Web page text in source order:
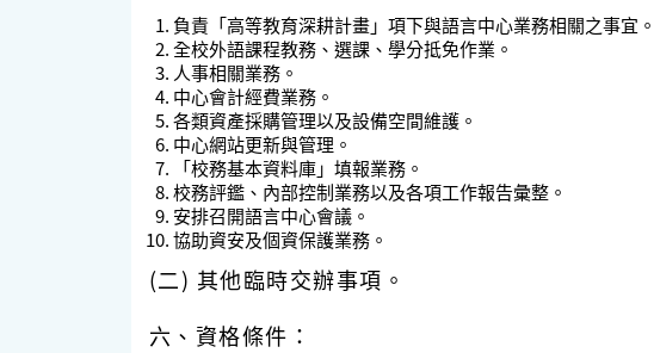
負責「高等教育深耕計畫」項下與語言中心業務相關之事宜。
全校外語課程教務、選課、學分抵免作業。
人事相關業務。
中心會計經費業務。
各類資產採購管理以及設備空間維護。
中心網站更新與管理。
「校務基本資料庫」填報業務。
校務評鑑、內部控制業務以及各項工作報告彙整。
安排召開語言中心會議。
協助資安及個資保護業務。
(二) 其他臨時交辦事項。
六、資格條件：